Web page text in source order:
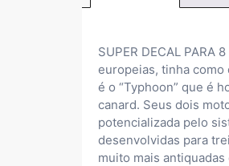
SUPER DECAL
europeias, tinha
é o “Typhoon” que é
canard. Seus dois
potencializada pelo
desenvolvidas para
muito mais antiquadas